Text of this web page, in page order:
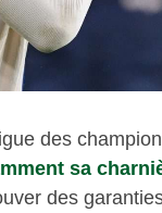
des
sa
des